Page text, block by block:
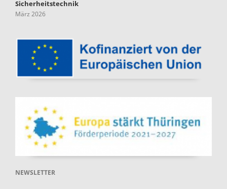
Sicherheitstechnik
März 2026
NEWSLETTER